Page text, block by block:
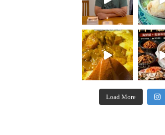
Load More